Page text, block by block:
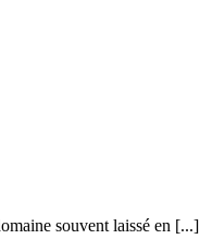
souvent laissé en [...]